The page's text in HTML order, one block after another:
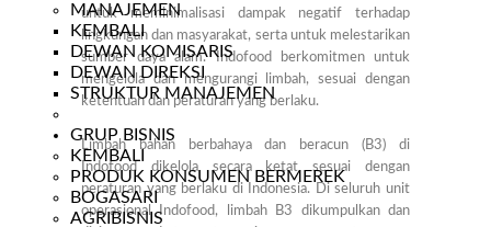
MANAJEMEN
KEMBALI
DEWAN KOMISARIS
DEWAN DIREKSI
STRUKTUR MANAJEMEN
GRUP BISNIS
KEMBALI
PRODUK KONSUMEN BERMEREK
BOGASARI
AGRIBISNIS
untuk meminimalisasi dampak negatif terhadap
lingkungan dan masyarakat, serta untuk melestarikan
sumber daya alam. Indofood berkomitmen untuk
mengelola dan mengurangi limbah, sesuai dengan
ketentuan dan peraturan yang berlaku.
Limbah bahan berbahaya dan beracun (B3) di
Indofood dikelola secara ketat sesuai dengan
peraturan yang berlaku di Indonesia. Di seluruh unit
operasional Indofood, limbah B3 dikumpulkan dan